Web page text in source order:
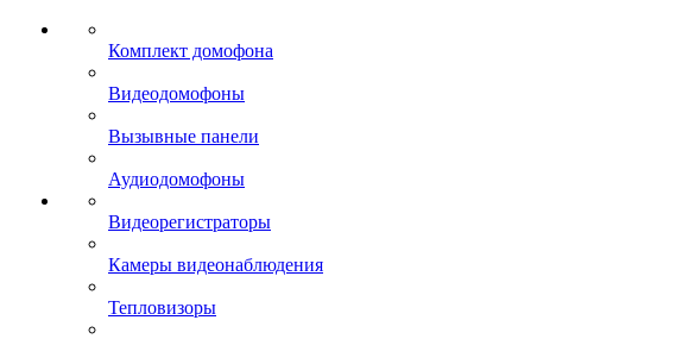
Комплект домофона
Видеодомофоны
Вызывные панели
Аудиодомофоны
Видеорегистраторы
Камеры видеонаблюдения
Тепловизоры